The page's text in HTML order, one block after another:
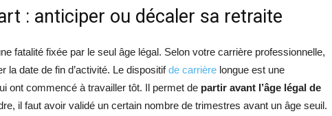
: anticiper ou décaler sa retraite
fatalité fixée par le seul âge légal. Selon votre carrière professionnelle,
la date de fin d’activité. Le dispositifde carrière longue est une
ont commencé à travailler tôt. Il permet de partir avant l’âge légal de
il faut avoir validé un certain nombre de trimestres avant un âge seuil.